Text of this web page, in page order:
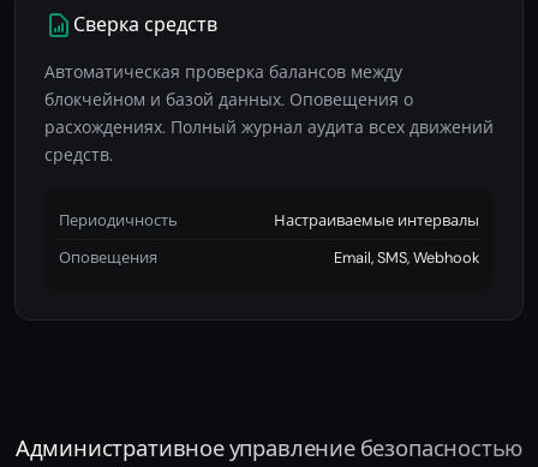
Сверка средств
Автоматическая проверка балансов между
блокчейном и базой данных. Оповещения о
расхождениях. Полный журнал аудита всех движений
средств.
Периодичность
Настраиваемые интервалы
Оповещения
Email, SMS, Webhook
Административное управление безопасностью